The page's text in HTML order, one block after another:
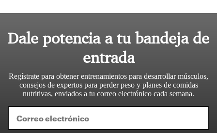
Dale potencia a tu bandeja de
entrada
Regístrate para obtener entrenamientos para desarrollar músculos,
consejos de expertos para perder peso y planes de comidas
nutritivas, enviados a tu correo electrónico cada semana.